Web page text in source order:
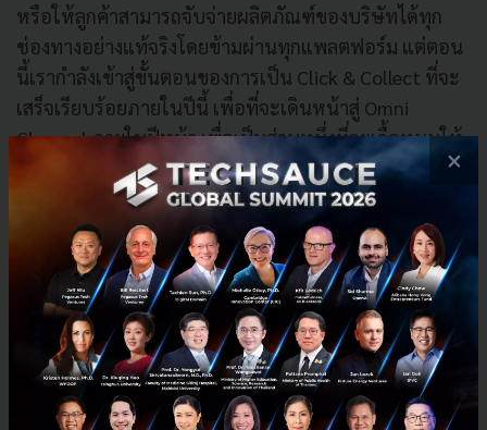
หรือให้ลูกค้าสามารถจับจ่ายผลิตภัณฑ์ของบริษัทได้ทุก
ช่องทางอย่างแท้จริงโดยข้ามผ่านทุกแพลตฟอร์ม แต่ตอน
นี้เรากำลังเข้าสู่ขั้นตอนของการเป็น Click & Collect ที่จะ
เสร็จเรียบร้อยภายในปีนี้ เพื่อที่จะเดินหน้าสู่ Omni
Channel ภายในปีหน้า เพื่อเป็นส่วนหนึ่งที่จะเกื้อหนุนให้
สามารถขยายยอดขายในส่วน Online ให้เติบโตกว่า 30%
เมื่อเทียบกับปีก่อนหน้า จากทั้งการเพิ่มช่องทางจำหน่าย
และผลิตภัณฑ์ควบคู่กันไป และจะทำให้บริษัทมีอัตราส่วน
รายได้จาก Online ไม่น้อยกว่า 10%
(Omni Channel คือ การติดต่อสื่อสารกับลูกค้าที่หลาก
หลายช่องทาง การเชื่อมโยงช่องทางต่าง ๆ รวมให้เป็น
หนึ่งเดียว โดยผสมผสานช่องทางการสื่อสารเหล่านั้นทั้ง
Online และการขายหน้าร้าน หรือ Offline เพื่อสร้าง
×